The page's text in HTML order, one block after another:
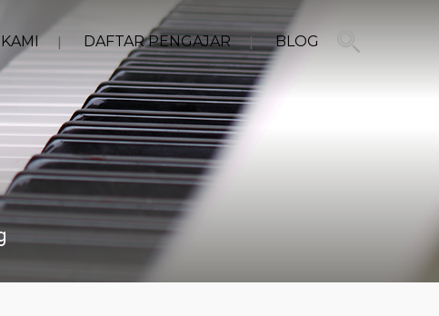
DAFTAR PENGAJAR BLOG